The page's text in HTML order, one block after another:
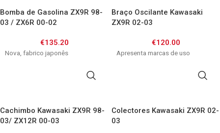
Bomba de Gasolina ZX9R 98-
03 / ZX6R 00-02
€135.20
Nova, fabrico japonês
Braço Oscilante Kawasaki
ZX9R 02-03
€120.00
Apresenta marcas de uso
Cachimbo Kawasaki ZX9R 98-
03/ ZX12R 00-03
Colectores Kawasaki ZX9R 02-
03